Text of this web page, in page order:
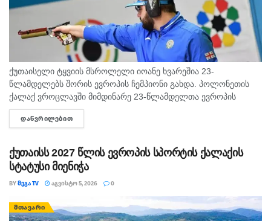
ქუთაისელი ტყვიის მსროლელი იოანე ხვარეშია 23-
წლამდელებს შორის ევროპის ჩემპიონი გახდა. პოლონეთის
ქალაქ ვროცლავში მიმდინარე 23-წლამდელთა ევროპის
ჩემპიონატზე ქუთაისელმა ტყვიის მსროლელმა იოანე
ხვარეშიამ ბრწყინვალედ იასპარეზა და ოქროს მედალი
ᲓᲐᲬᲕᲠᲘᲚᲔᲑᲘᲗ
ქუთაისს 2027 წლის ევროპის სპორტის ქალაქის
სტატუსი მიენიჭა
BYᲛᲔᲒᲐ TV ᲐᲒᲕᲘᲡᲢᲝ 5, 2026 0
ᲛᲗᲐᲕᲐᲠᲘ